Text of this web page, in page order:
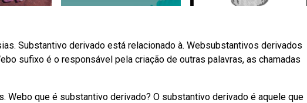
Substantivo derivado está relacionado à. Websubstantivos derivados
sufixo é o responsável pela criação de outras palavras, as chamadas
Webo que é substantivo derivado? O substantivo derivado é aquele que